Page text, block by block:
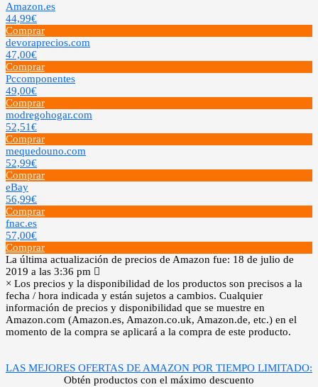
Amazon.es
44,99€
Comprar
devoraprecios.com
47,00€
Comprar
Pccomponentes
49,00€
Comprar
modregohogar.com
52,51€
Comprar
mequedouno.com
52,99€
Comprar
eBay
56,99€
Comprar
fnac.es
57,00€
Comprar
La última actualización de precios de Amazon fue: 18 de julio de
2019 a las 3:36 pm
× Los precios y la disponibilidad de los productos son precisos a la
fecha / hora indicada y están sujetos a cambios. Cualquier
información de precios y disponibilidad que se muestre en
Amazon.com (Amazon.es, Amazon.co.uk, Amazon.de, etc.) en el
momento de la compra se aplicará a la compra de este producto.
LAS MEJORES OFERTAS DE AMAZON POR TIEMPO LIMITADO:
Obtén productos con el máximo descuento